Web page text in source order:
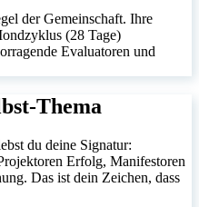
der Gemeinschaft. Ihre
(28 Tage)
Evaluatoren und
Thema
du deine Signatur:
Erfolg, Manifestoren
Das ist dein Zeichen, dass